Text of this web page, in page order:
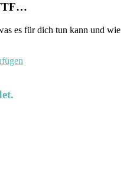
es für dich tun kann und wie